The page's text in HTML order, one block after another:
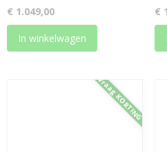
€ 1.049,00
In winkelwagen
€
Vraag KORTING